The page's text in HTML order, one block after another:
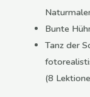
Bunte
Tanz der
(8